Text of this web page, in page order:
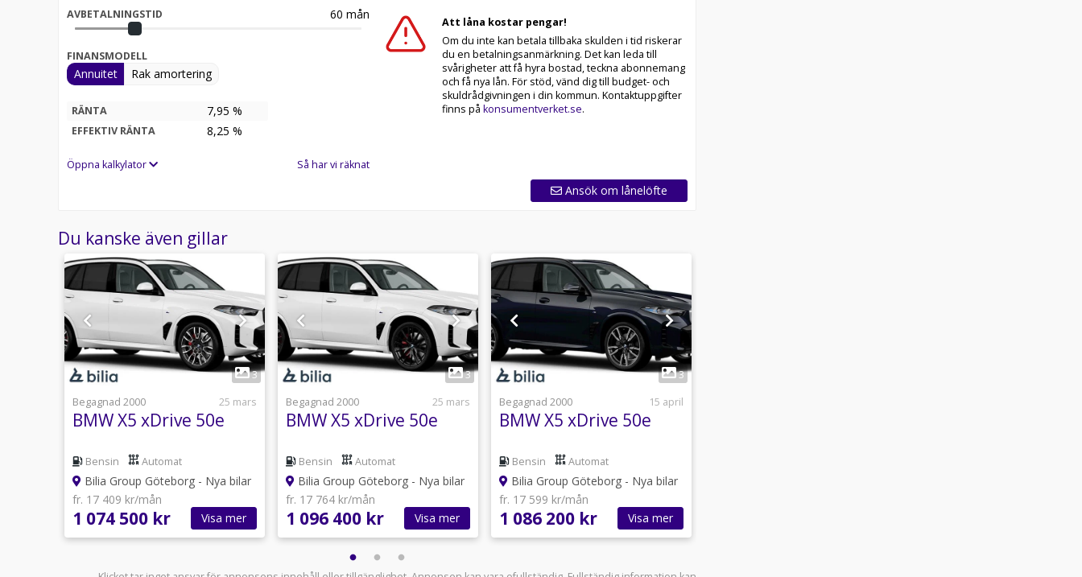
AVBETALNINGSTID 60 mån
FINANSMODELL
Annuitet Rak amortering
RÄNTA 7,95 %
EFFEKTIV RÄNTA 8,25 %
Öppna kalkylator Så har vi räknat
Att låna kostar pengar!
Om du inte kan betala tillbaka skulden i tid riskerar
du en betalningsanmärkning. Det kan leda till
svårigheter att få hyra bostad, teckna abonnemang
och få nya lån. För stöd, vänd dig till budget- och
skuldrådgivningen i din kommun. Kontaktuppgifter
finns på konsumentverket.se.
Ansök om lånelöfte
Du kanske även gillar
1
3
Begagnad 2000
25 mars
BMW X5 xDrive 50e
Bensin Automat
Bilia Group Göteborg - Nya bilar
fr. 17 409 kr/mån
1 074 500 kr Visa mer
1
3
Begagnad 2000
25 mars
BMW X5 xDrive 50e
Bensin Automat
Bilia Group Göteborg - Nya bilar
fr. 17 764 kr/mån
1 096 400 kr Visa mer
1
3
Begagnad 2000
15 april
BMW X5 xDrive 50e
Bensin Automat
Bilia Group Göteborg - Nya bilar
fr. 17 599 kr/mån
1 086 200 kr Visa mer